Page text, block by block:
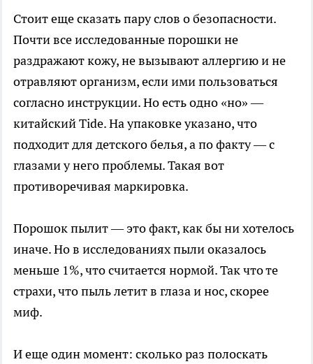
Стоит еще сказать пару слов о безопасности.
Почти все исследованные порошки не
раздражают кожу, не вызывают аллергию и не
отравляют организм, если ими пользоваться
согласно инструкции. Но есть одно «но» —
китайский Tide. На упаковке указано, что
подходит для детского белья, а по факту — с
глазами у него проблемы. Такая вот
противоречивая маркировка.
Порошок пылит — это факт, как бы ни хотелось
иначе. Но в исследованиях пыли оказалось
меньше 1%, что считается нормой. Так что те
страхи, что пыль летит в глаза и нос, скорее
миф.
И еще один момент: сколько раз полоскать